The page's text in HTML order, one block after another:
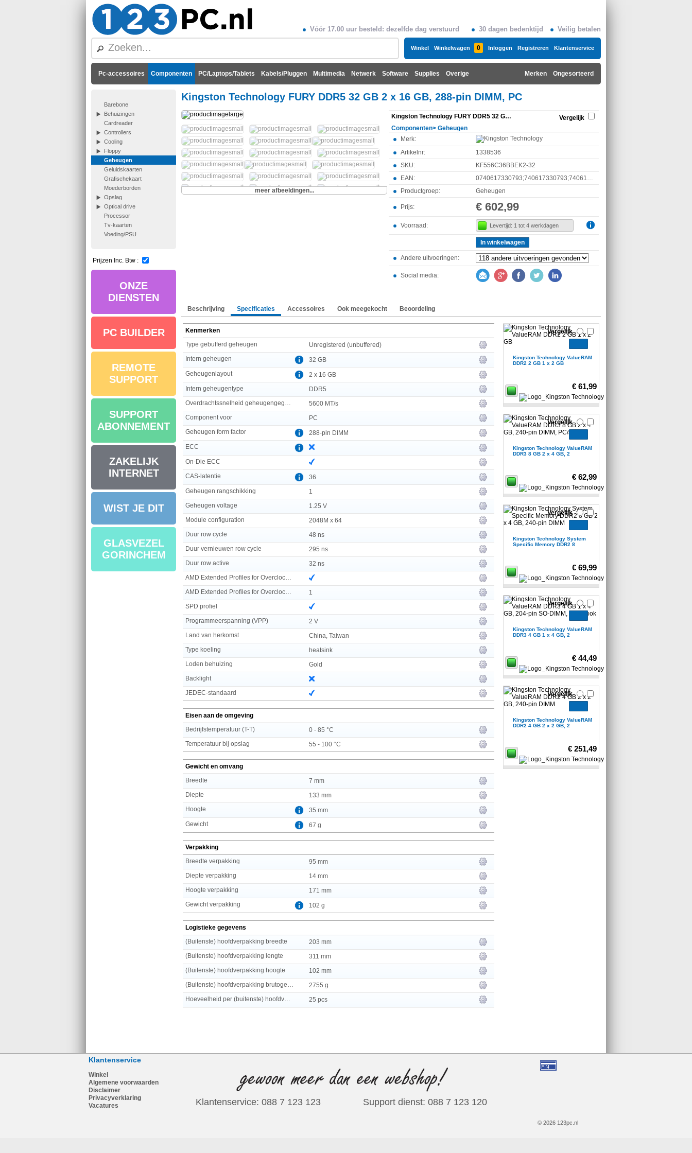
Vóór 17.00 uur besteld: dezelfde dag verstuurd 30 dagen bedenktijd Veilig betalen
Winkel Winkelwagen 0 Inloggen Registreren Klantenservice
Pc-accessoires Componenten PC/Laptops/Tablets Kabels/Pluggen Multimedia Netwerk Software Supplies Overige Ongesorteerd
Merken
Barebone
Behuizingen
Cardreader
Controllers
Cooling
Floppy
Geheugen
Geluidskaarten
Grafischekaart
Moederborden
Opslag
Optical drive
Processor
Tv-kaarten
Voeding/PSU
Prijzen Inc. Btw :
ONZE
DIENSTEN
PC BUILDER
REMOTE
SUPPORT
SUPPORT
ABONNEMENT
ZAKELIJK
INTERNET
WIST JE DIT
GLASVEZEL
GORINCHEM
Kingston Technology FURY DDR5 32 GB 2 x 16 GB, 288-pin DIMM, PC
meer afbeeldingen...
Kingston Technology FURY DDR5 32 GB 2 x 16 GB, 288-pin DIMM, PC
Vergelijk
Componenten> Geheugen
Merk:
Artikelnr:
1338536
SKU:
KF556C36BBEK2-32
EAN:
Productgroep:
Geheugen
Prijs: € 602,99
Voorraad: Levertijd: 1 tot 4 werkdagen
In winkelwagen
Andere uitvoeringen:
Social media:
Beschrijving Specificaties Accessoires Ook meegekocht Beoordeling
Kenmerken
Type gebufferd geheugen
Unregistered (unbuffered)
Intern geheugen
32 GB
Geheugenlayout
2 x 16 GB
Intern geheugentype
DDR5
5600 MT/s
Component voor
PC
Geheugen form factor
288-pin DIMM
ECC
On-Die ECC
CAS-latentie
36
Geheugen rangschikking
1
Geheugen voltage
1.25 V
Module configuration
2048M x 64
Duur row cycle
48 ns
Duur vernieuwen row cycle
295 ns
Duur row active
32 ns
1
SPD profiel
Programmeerspanning (VPP)
2 V
Land van herkomst
China, Taiwan
Type koeling
heatsink
Loden behuizing
Gold
Backlight
JEDEC-standaard
Eisen aan de omgeving
Bedrijfstemperatuur (T-T)
0 - 85 °C
Temperatuur bij opslag
55 - 100 °C
Gewicht en omvang
Breedte
7 mm
Diepte
133 mm
Hoogte
35 mm
Gewicht
67 g
Verpakking
Breedte verpakking
95 mm
Diepte verpakking
14 mm
Hoogte verpakking
171 mm
Gewicht verpakking
102 g
Logistieke gegevens
(Buitenste) hoofdverpakking breedte
203 mm
(Buitenste) hoofdverpakking lengte
311 mm
(Buitenste) hoofdverpakking hoogte
102 mm
2755 g
25 pcs
Kingston Technology ValueRAM
DDR2 2 GB 1 x 2 GB
€ 61,99
Vergelijk
Kingston Technology ValueRAM
DDR3 8 GB 2 x 4 GB, 2
€ 62,99
Vergelijk
Kingston Technology System
Specific Memory DDR2 8
€ 69,99
Vergelijk
Kingston Technology ValueRAM
DDR3 4 GB 1 x 4 GB, 2
€ 44,49
Vergelijk
Kingston Technology ValueRAM
DDR2 4 GB 2 x 2 GB, 2
€ 251,49
Vergelijk
Klantenservice
Winkel
Algemene voorwaarden
Disclaimer
Privacyverklaring
Vacatures
Klantenservice: 088 7 123 123 Support dienst: 088 7 123 120
© 2026 123pc.nl